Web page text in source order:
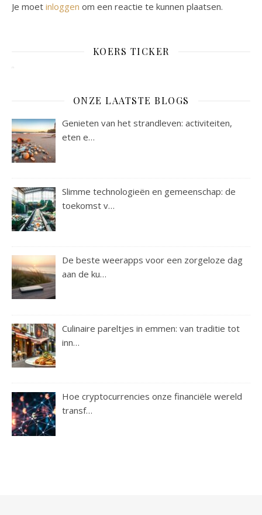
Je moet inloggen om een reactie te kunnen plaatsen.
KOERS TICKER
ONZE LAATSTE BLOGS
Genieten van het strandleven: activiteiten,
eten e…
Slimme technologieën en gemeenschap: de
toekomst v…
De beste weerapps voor een zorgeloze dag
aan de ku…
Culinaire pareltjes in emmen: van traditie tot
inn…
Hoe cryptocurrencies onze financiële wereld
transf…